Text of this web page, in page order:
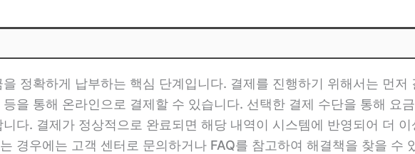
정확하게 납부하는 핵심 단계입니다. 결제를 진행하기 위해서는 먼
을 통해 온라인으로 결제할 수 있습니다. 선택한 결제 수단을 통해 요
다. 결제가 정상적으로 완료되면 해당 내역이 시스템에 반영되어 더
경우에는 고객 센터로 문의하거나 FAQ를 참고하여 해결책을 찾을 수